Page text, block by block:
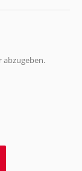
abzugeben.